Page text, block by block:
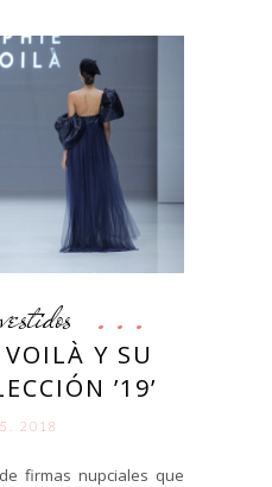
vestidos
Y SU
’19’
2018
firmas nupciales que